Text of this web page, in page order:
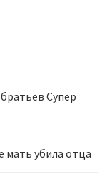
Супер
мать убила отца